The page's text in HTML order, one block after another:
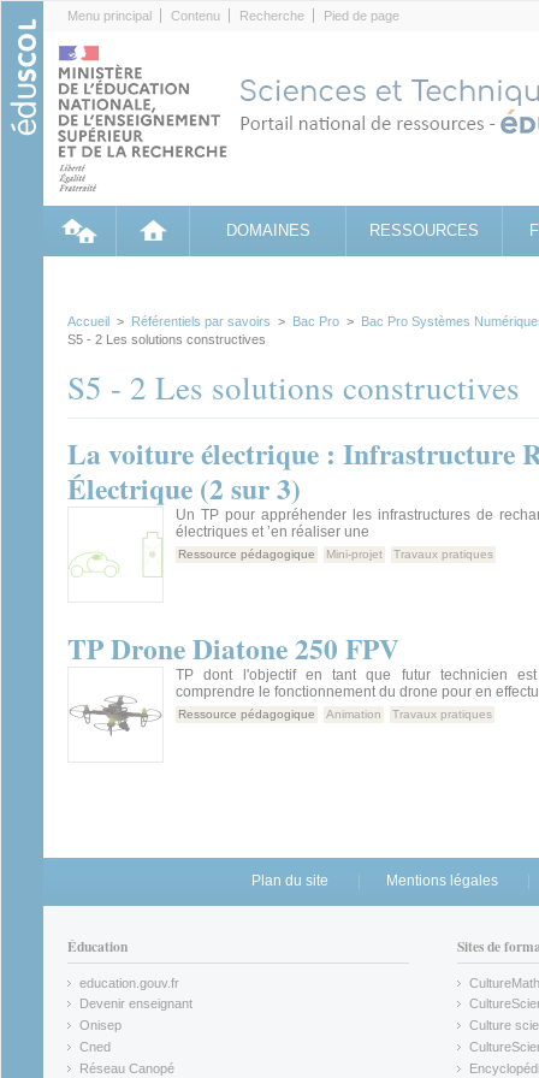
Menu principal Contenu Recherche Pied de page
DOMAINES RESSOURCES
Accueil > Référentiels par savoirs > Bac Pro > Bac Pro Systèmes
S5 - 2 Les solutions constructives
S5 - 2 Les solutions constructives
La voiture électrique : Infrastructure
Électrique (2 sur 3)
Un TP pour appréhender les infrastructures de
électriques et ’en réaliser une
Ressource pédagogique Mini-projet Travaux pratiques
TP Drone Diatone 250 FPV
TP dont l'objectif en tant que futur technicien
comprendre le fonctionnement du drone pour en
Ressource pédagogique Animation Travaux pratiques
Plan du site Mentions légales
Éducation
education.gouv.fr
(link is external)
Devenir enseignant
(link is external)
Onisep
(link is external)
Cned
(link is external)
Réseau Canopé
Sites de
CultureMath
(link is
(link is
Culture
(link is